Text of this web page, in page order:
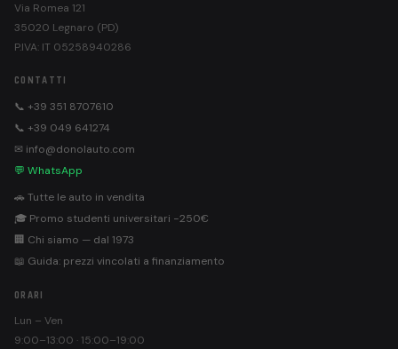
Via Romea 121
35020 Legnaro (PD)
P.IVA: IT 05258940286
CONTATTI
📞 +39 351 8707610
📞 +39 049 641274
✉ info@donolauto.com
💬 WhatsApp
🚗 Tutte le auto in vendita
🎓 Promo studenti universitari −250€
🏢 Chi siamo — dal 1973
📖 Guida: prezzi vincolati a finanziamento
ORARI
Lun – Ven
9:00–13:00 · 15:00–19:00